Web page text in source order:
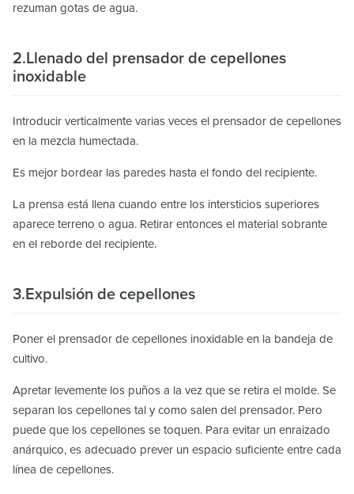
rezuman gotas de agua.
2.Llenado del prensador de cepellones
inoxidable
Introducir verticalmente varias veces el prensador de cepellones
en la mezcla humectada.
Es mejor bordear las paredes hasta el fondo del recipiente.
La prensa está llena cuando entre los intersticios superiores
aparece terreno o agua. Retirar entonces el material sobrante
en el reborde del recipiente.
3.Expulsión de cepellones
Poner el prensador de cepellones inoxidable en la bandeja de
cultivo.
Apretar levemente los puños a la vez que se retira el molde. Se
separan los cepellones tal y como salen del prensador. Pero
puede que los cepellones se toquen. Para evitar un enraizado
anárquico, es adecuado prever un espacio suficiente entre cada
línea de cepellones.